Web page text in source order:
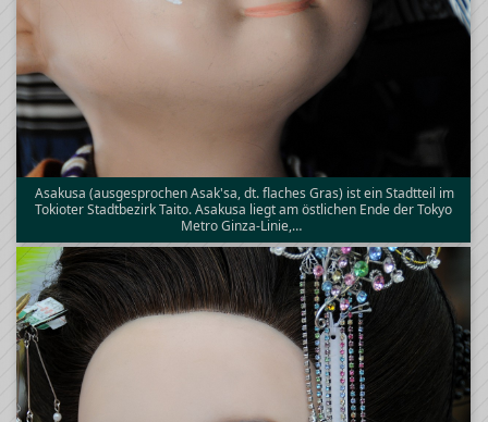
Asakusa (ausgesprochen Asak'sa, dt. flaches Gras) ist ein Stadtteil im
Tokioter Stadtbezirk Taito. Asakusa liegt am östlichen Ende der Tokyo
Metro Ginza-Linie,…